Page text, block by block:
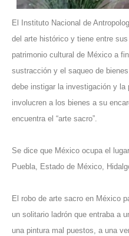
El Instituto Nacional de
del arte histórico y tiene entre
patrimonio cultural de México a
sustracción y el saqueo de
debe instigar la investigación y
involucren a los bienes a su
encuentra el “arte sacro”.
Se dice que México ocupa el
Puebla, Estado de México,
El robo de arte sacro en México
un solitario ladrón que entraba a
una pintura mal puestos, a una